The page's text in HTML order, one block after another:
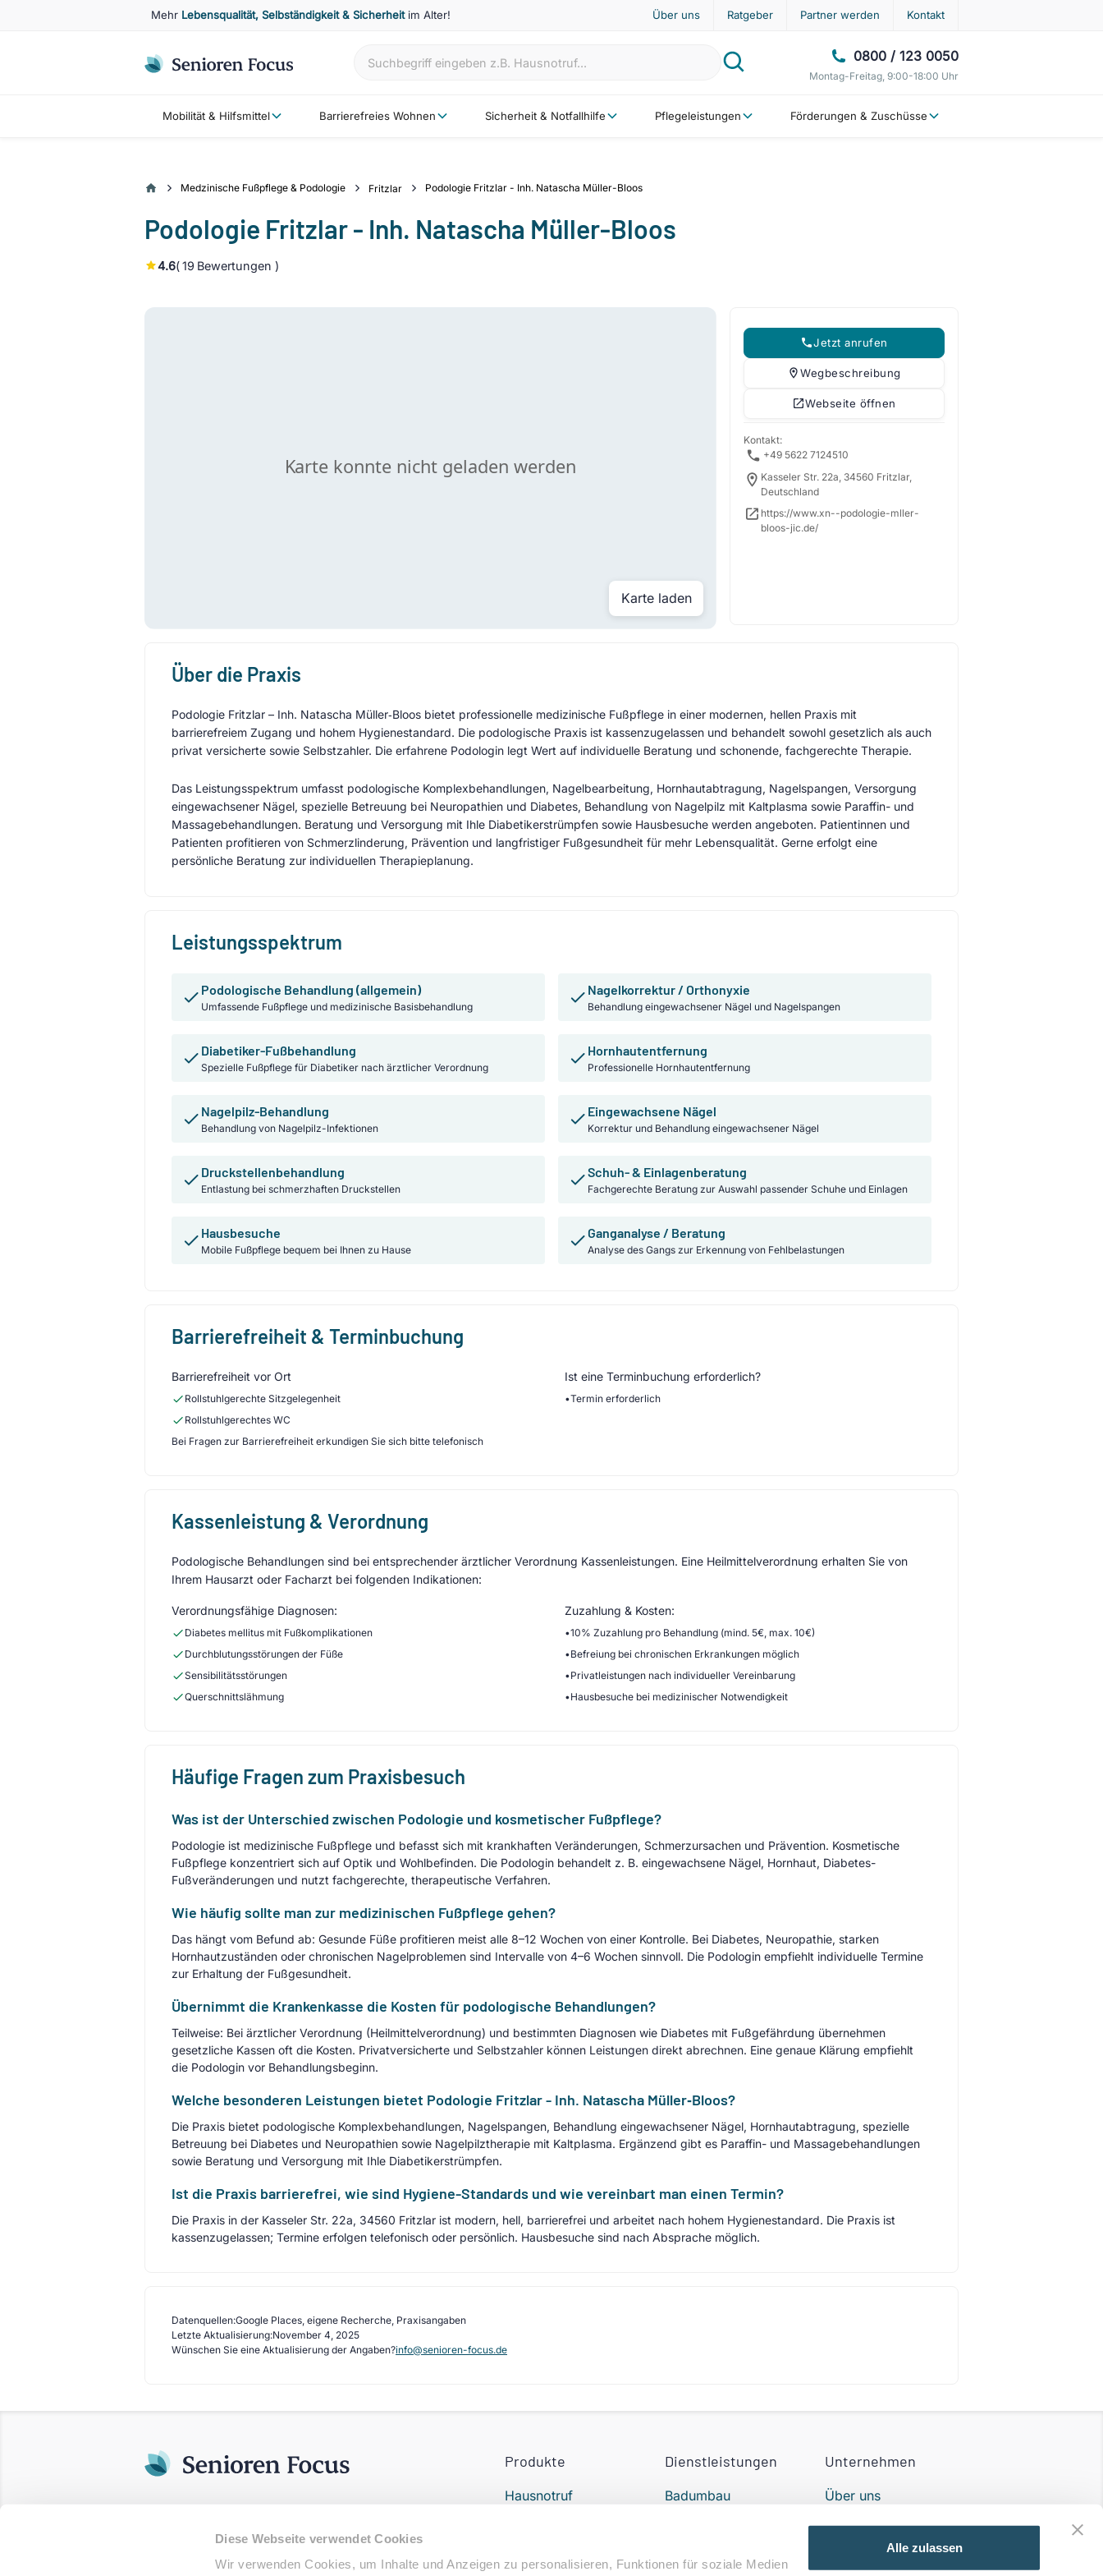
Diese Webseite verwendet Cookies
Wir verwenden Cookies, um Inhalte und Anzeigen zu personalisieren, Funktionen für soziale Medien
Alle zulassen
Mehr Lebensqualität, Selbständigkeit & Sicherheitim Alter! Über uns Ratgeber Partner werden Kontakt
0800 / 123 0050
Montag-Freitag, 9:00-18:00 Uhr
Mobilität & Hilfsmittel Barrierefreies Wohnen Sicherheit & Notfallhilfe Pflegeleistungen Förderungen & Zuschüsse
Medzinische Fußpflege & Podologie Fritzlar Podologie Fritzlar - Inh. Natascha Müller-Bloos
Podologie Fritzlar - Inh. Natascha Müller-Bloos
4.6(19 Bewertungen )
Karte laden
Jetzt anrufen
Wegbeschreibung
Webseite öffnen
Kontakt:
+49 5622 7124510
Kasseler Str. 22a, 34560 Fritzlar,
Deutschland
https://www.xn--podologie-mller-
bloos-jic.de/
Über die Praxis
Podologie Fritzlar – Inh. Natascha Müller‑Bloos bietet professionelle medizinische Fußpflege in einer modernen, hellen Praxis mit
barrierefreiem Zugang und hohem Hygienestandard. Die podologische Praxis ist kassenzugelassen und behandelt sowohl gesetzlich als auch
privat versicherte sowie Selbstzahler. Die erfahrene Podologin legt Wert auf individuelle Beratung und schonende, fachgerechte Therapie.
Das Leistungsspektrum umfasst podologische Komplexbehandlungen, Nagelbearbeitung, Hornhautabtragung, Nagelspangen, Versorgung
eingewachsener Nägel, spezielle Betreuung bei Neuropathien und Diabetes, Behandlung von Nagelpilz mit Kaltplasma sowie Paraffin- und
Massagebehandlungen. Beratung und Versorgung mit Ihle Diabetikerstrümpfen sowie Hausbesuche werden angeboten. Patientinnen und
Patienten profitieren von Schmerzlinderung, Prävention und langfristiger Fußgesundheit für mehr Lebensqualität. Gerne erfolgt eine
persönliche Beratung zur individuellen Therapieplanung.
Leistungsspektrum
Podologische Behandlung (allgemein)
Umfassende Fußpflege und medizinische Basisbehandlung
Nagelkorrektur / Orthonyxie
Behandlung eingewachsener Nägel und Nagelspangen
Diabetiker-Fußbehandlung
Spezielle Fußpflege für Diabetiker nach ärztlicher Verordnung
Hornhautentfernung
Professionelle Hornhautentfernung
Nagelpilz-Behandlung
Behandlung von Nagelpilz-Infektionen
Eingewachsene Nägel
Korrektur und Behandlung eingewachsener Nägel
Druckstellenbehandlung
Entlastung bei schmerzhaften Druckstellen
Schuh- & Einlagenberatung
Fachgerechte Beratung zur Auswahl passender Schuhe und Einlagen
Hausbesuche
Mobile Fußpflege bequem bei Ihnen zu Hause
Ganganalyse / Beratung
Analyse des Gangs zur Erkennung von Fehlbelastungen
Barrierefreiheit & Terminbuchung
Barrierefreiheit vor Ort
Rollstuhlgerechte Sitzgelegenheit
Rollstuhlgerechtes WC
Bei Fragen zur Barrierefreiheit erkundigen Sie sich bitte telefonisch
Ist eine Terminbuchung erforderlich?
•Termin erforderlich
Kassenleistung & Verordnung
Podologische Behandlungen sind bei entsprechender ärztlicher Verordnung Kassenleistungen. Eine Heilmittelverordnung erhalten Sie von
Ihrem Hausarzt oder Facharzt bei folgenden Indikationen:
Verordnungsfähige Diagnosen:
Diabetes mellitus mit Fußkomplikationen
Durchblutungsstörungen der Füße
Sensibilitätsstörungen
Querschnittslähmung
Zuzahlung & Kosten:
•10% Zuzahlung pro Behandlung (mind. 5€, max. 10€)
•Befreiung bei chronischen Erkrankungen möglich
•Privatleistungen nach individueller Vereinbarung
•Hausbesuche bei medizinischer Notwendigkeit
Häufige Fragen zum Praxisbesuch
Was ist der Unterschied zwischen Podologie und kosmetischer Fußpflege?
Podologie ist medizinische Fußpflege und befasst sich mit krankhaften Veränderungen, Schmerzursachen und Prävention. Kosmetische
Fußpflege konzentriert sich auf Optik und Wohlbefinden. Die Podologin behandelt z. B. eingewachsene Nägel, Hornhaut, Diabetes-
Fußveränderungen und nutzt fachgerechte, therapeutische Verfahren.
Wie häufig sollte man zur medizinischen Fußpflege gehen?
Das hängt vom Befund ab: Gesunde Füße profitieren meist alle 8–12 Wochen von einer Kontrolle. Bei Diabetes, Neuropathie, starken
Hornhautzuständen oder chronischen Nagelproblemen sind Intervalle von 4–6 Wochen sinnvoll. Die Podologin empfiehlt individuelle Termine
zur Erhaltung der Fußgesundheit.
Übernimmt die Krankenkasse die Kosten für podologische Behandlungen?
Teilweise: Bei ärztlicher Verordnung (Heilmittelverordnung) und bestimmten Diagnosen wie Diabetes mit Fußgefährdung übernehmen
gesetzliche Kassen oft die Kosten. Privatversicherte und Selbstzahler können Leistungen direkt abrechnen. Eine genaue Klärung empfiehlt
die Podologin vor Behandlungsbeginn.
Welche besonderen Leistungen bietet Podologie Fritzlar - Inh. Natascha Müller‑Bloos?
Die Praxis bietet podologische Komplexbehandlungen, Nagelspangen, Behandlung eingewachsener Nägel, Hornhautabtragung, spezielle
Betreuung bei Diabetes und Neuropathien sowie Nagelpilztherapie mit Kaltplasma. Ergänzend gibt es Paraffin- und Massagebehandlungen
sowie Beratung und Versorgung mit Ihle Diabetikerstrümpfen.
Ist die Praxis barrierefrei, wie sind Hygiene-Standards und wie vereinbart man einen Termin?
Die Praxis in der Kasseler Str. 22a, 34560 Fritzlar ist modern, hell, barrierefrei und arbeitet nach hohem Hygienestandard. Die Praxis ist
kassenzugelassen; Termine erfolgen telefonisch oder persönlich. Hausbesuche sind nach Absprache möglich.
Datenquellen:Google Places, eigene Recherche, Praxisangaben
Letzte Aktualisierung:November 4, 2025
Wünschen Sie eine Aktualisierung der Angaben?info@senioren-focus.de
Produkte
Hausnotruf
Elektromobil
Dienstleistungen
Badumbau
Alltagshilfe
Unternehmen
Über uns
Partner werden